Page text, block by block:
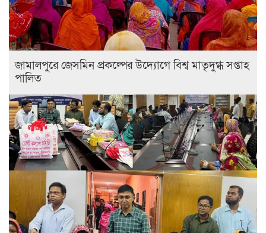
জামালপুরে জেসমিন প্রকল্পের উদ্যোগে বিশ্ব মাতৃদুগ্ধ সপ্তাহ
পালিত